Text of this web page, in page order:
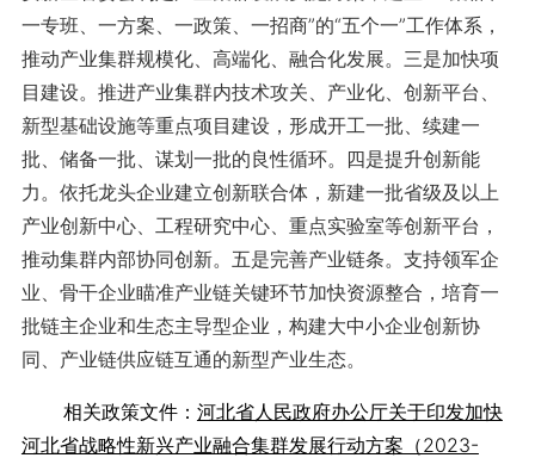
一专班、一方案、一政策、一招商”的“五个一”工作体系，
推动产业集群规模化、高端化、融合化发展。三是加快项
目建设。推进产业集群内技术攻关、产业化、创新平台、
新型基础设施等重点项目建设，形成开工一批、续建一
批、储备一批、谋划一批的良性循环。四是提升创新能
力。依托龙头企业建立创新联合体，新建一批省级及以上
产业创新中心、工程研究中心、重点实验室等创新平台，
推动集群内部协同创新。五是完善产业链条。支持领军企
业、骨干企业瞄准产业链关键环节加快资源整合，培育一
批链主企业和生态主导型企业，构建大中小企业创新协
同、产业链供应链互通的新型产业生态。
相关政策文件： 河北省人民政府办公厅关于印发加快
河北省战略性新兴产业融合集群发展行动方案（2023-